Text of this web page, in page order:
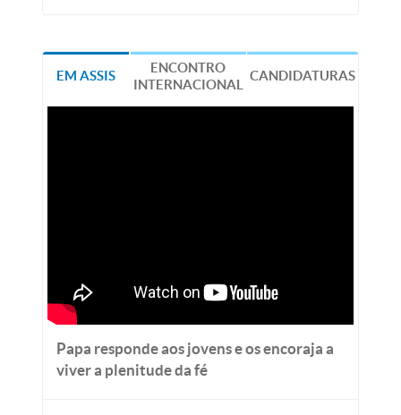
EM ASSIS
ENCONTRO
INTERNACIONAL
CANDIDATURAS
Papa responde aos jovens e os encoraja a
viver a plenitude da fé